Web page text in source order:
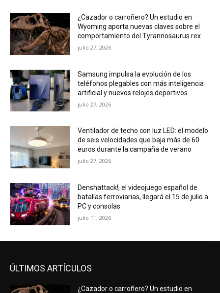
¿Cazador o carroñero? Un estudio en
Wyoming aporta nuevas claves sobre el
comportamiento del Tyrannosaurus rex
julio 27, 2026
Samsung impulsa la evolución de los
teléfonos plegables con más inteligencia
artificial y nuevos relojes deportivos
julio 27, 2026
Ventilador de techo con luz LED: el modelo
de seis velocidades que baja más de 60
euros durante la campaña de verano
julio 27, 2026
Denshattack!, el videojuego español de
batallas ferroviarias, llegará el 15 de julio a
PC y consolas
julio 11, 2026
ÚLTIMOS ARTÍCULOS
¿Cazador o carroñero? Un estudio en